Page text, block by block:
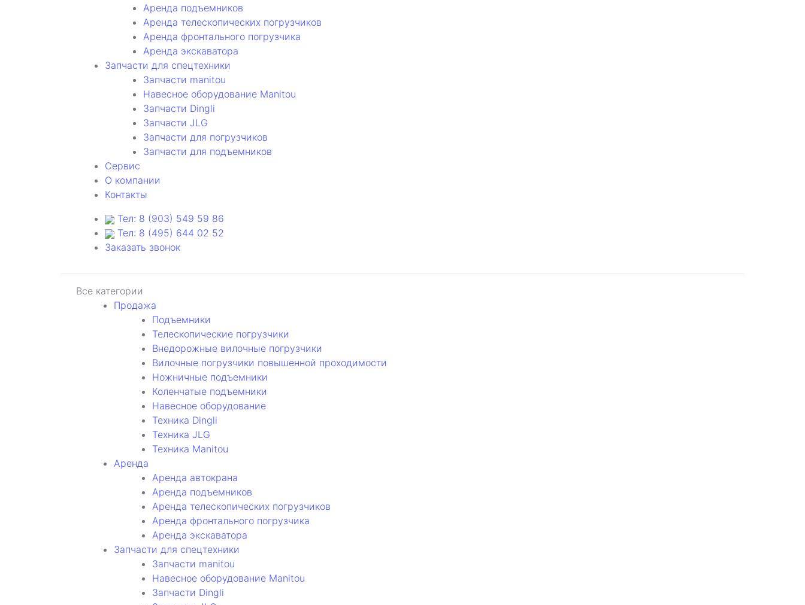
Аренда подъемников
Аренда телескопических погрузчиков
Аренда фронтального погрузчика
Аренда экскаватора
Запчасти для спецтехники
Запчасти manitou
Навесное оборудование Manitou
Запчасти Dingli
Запчасти JLG
Запчасти для погрузчиков
Запчасти для подъемников
Cервис
О компании
Контакты
Тел: 8 (903) 549 59 86
Тел: 8 (495) 644 02 52
Заказать звонок
Все категории
Продажа
Подъемники
Телескопические погрузчики
Внедорожные вилочные погрузчики
Вилочные погрузчики повышенной проходимости
Ножничные подъемники
Коленчатые подъемники
Навесное оборудование
Техника Dingli
Техника JLG
Техника Manitou
Аренда
Аренда автокрана
Аренда подъемников
Аренда телескопических погрузчиков
Аренда фронтального погрузчика
Аренда экскаватора
Запчасти для спецтехники
Запчасти manitou
Навесное оборудование Manitou
Запчасти Dingli